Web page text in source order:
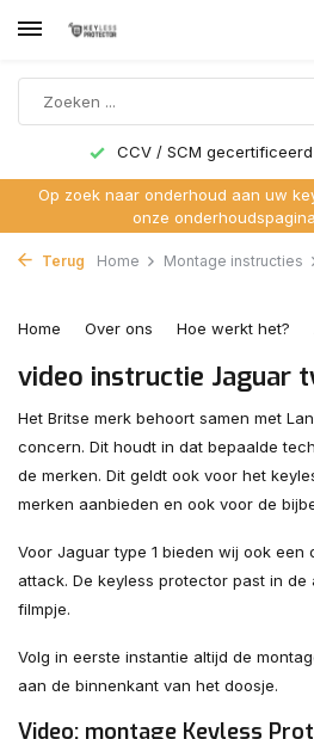
CCV / SCM gecertificeerd
Op zoek naar onderhoud aan uw
onze
Terug Home Montage instructies
Home Over ons Hoe werkt het?
video instructie Jaguar
Het Britse merk behoort samen met
concern. Dit houdt in dat bepaalde
de merken. Dit geldt ook voor het
merken aanbieden en ook voor de
Voor Jaguar type 1 bieden wij ook een
attack. De keyless protector past in
filmpje.
Volg in eerste instantie altijd de
aan de binnenkant van het doosje.
Video: montage Keyless